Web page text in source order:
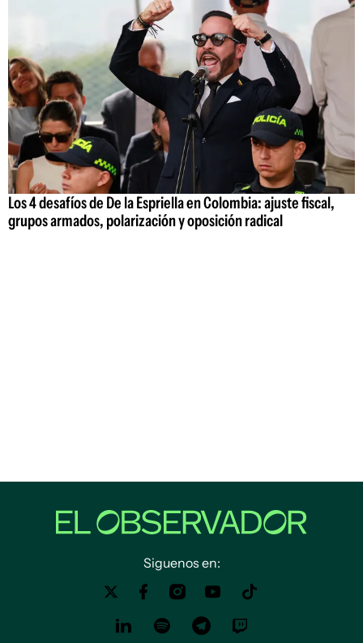
Los 4 desafíos de De la Espriella en Colombia: ajuste fiscal,
grupos armados, polarización y oposición radical
Siguenos en: